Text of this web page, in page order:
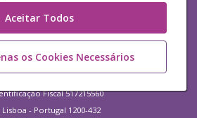
Aceitar Todos
os Cookies Necessários
Fiscal 517215560
- Portugal 1200-432